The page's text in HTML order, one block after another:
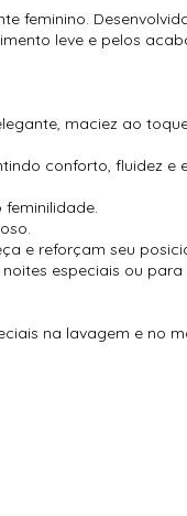
feminino.
leve e pelos
maciez ao
conforto, fluidez e
e reforçam seu
especiais ou
na lavagem e no